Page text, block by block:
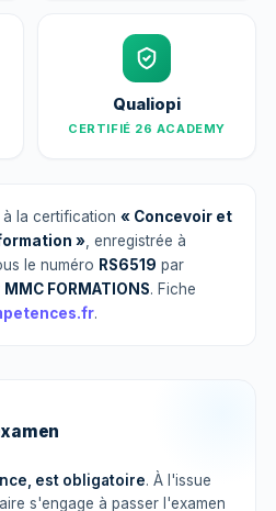
Qualiopi
CERTIFIÉ 26 ACADEMY
la certification « Concevoir et
» , enregistrée à
le numéro RS6519 par
MMC FORMATIONS. Fiche
.
est obligatoire. À l'issue
s'engage à passer l'examen